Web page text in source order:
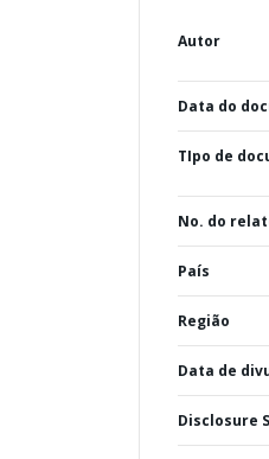
Autor
Data do
TIpo de
No. do
País
Região
Data de
Disclosure